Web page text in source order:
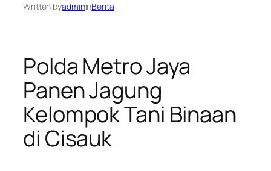
Written byadmininBerita
Polda Metro Jaya
Panen Jagung
Kelompok Tani Binaan
di Cisauk